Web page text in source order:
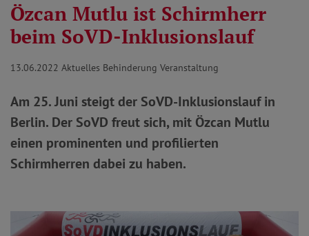
Özcan Mutlu ist Schirmherr
beim SoVD-Inklusionslauf
13.06.2022 Aktuelles Behinderung Veranstaltung
Am 25. Juni steigt der SoVD-Inklusionslauf in
Berlin. Der SoVD freut sich, mit Özcan Mutlu
einen prominenten und profilierten
Schirmherren dabei zu haben.